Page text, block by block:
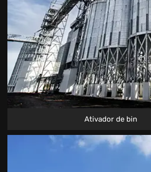
Ativador de bin